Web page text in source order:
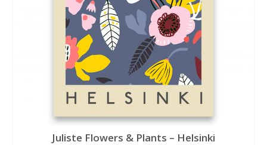
Juliste Flowers & Plants – Helsinki